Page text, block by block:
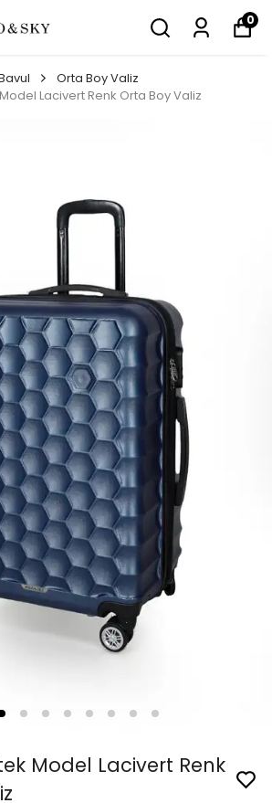
0
Orta Boy Valiz
Lacivert Renk Orta Boy Valiz
Model Lacivert Renk